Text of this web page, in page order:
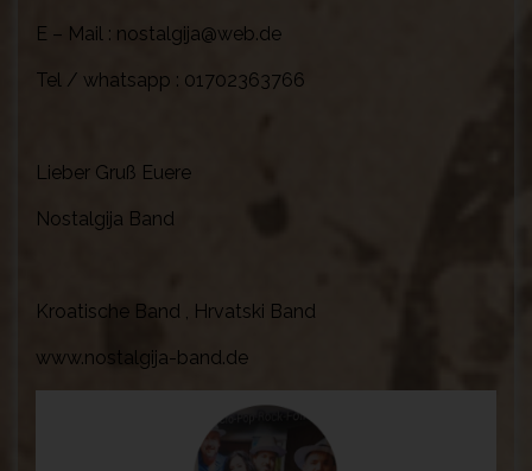
E – Mail : nostalgija@web.de
Tel / whatsapp : 01702363766
Lieber Gruß Euere
Nostalgija Band
Kroatische Band , Hrvatski Band
www.nostalgija-band.de